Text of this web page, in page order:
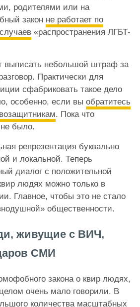
родителями или на
закон не работает по
«распространения ЛГБТ-
выписать небольшой штраф за
Практически для
сфабриковать такое дело
особенно, если вы обратитесь
. Пока что
было.
репрезентация буквально
и локальной. Теперь
диалог с положительной
людях можно только в
Главное, чтобы это не стало
общественности.
живущие с ВИЧ,
СМИ
закона о квир людях,
очень мало говорили. В
количества масштабных